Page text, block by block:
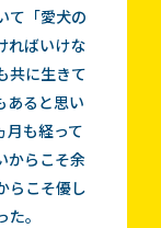
て「愛犬の
ればいけな
共に生きて
あると思い
月も経って
からこそ余
らこそ優し
。